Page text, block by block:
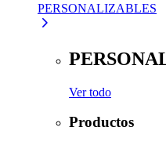
PERSONALIZABLES
Ver todo
Productos